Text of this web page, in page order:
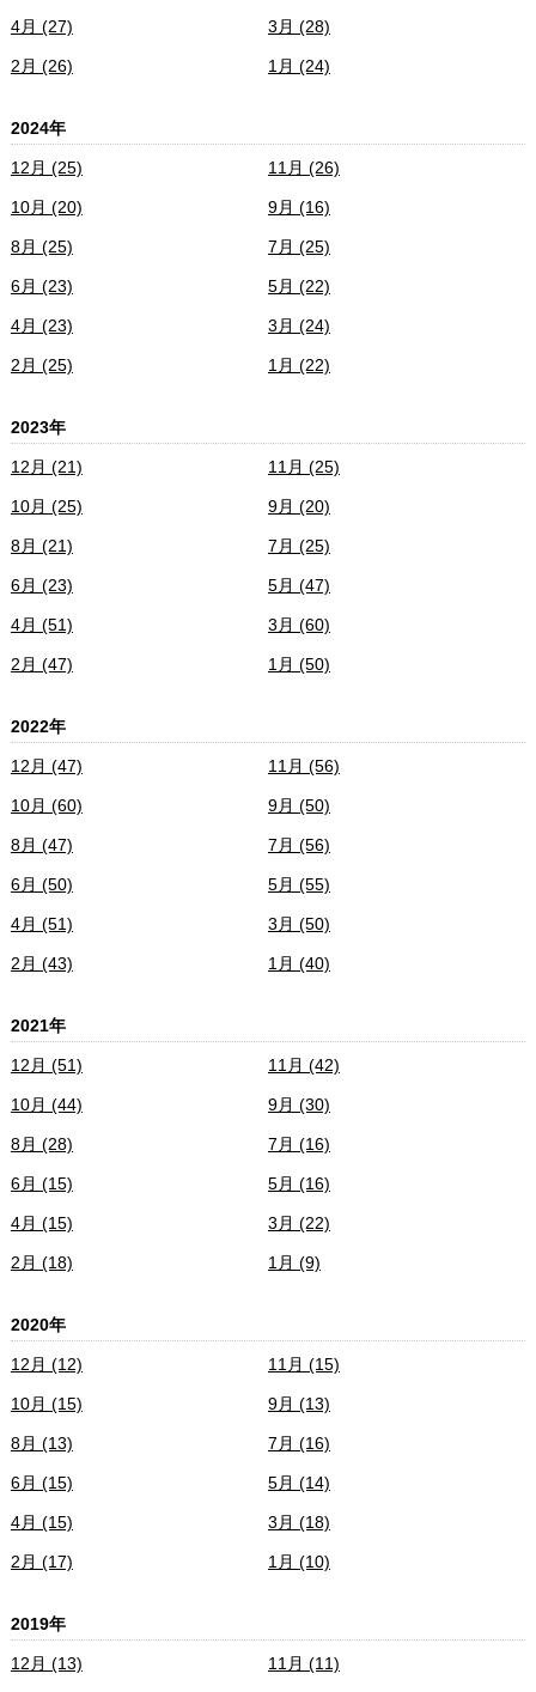
4月 (27) 3月 (28)
2月 (26) 1月 (24)
2024年
12月 (25) 11月 (26)
10月 (20) 9月 (16)
8月 (25) 7月 (25)
6月 (23) 5月 (22)
4月 (23) 3月 (24)
2月 (25) 1月 (22)
2023年
12月 (21) 11月 (25)
10月 (25) 9月 (20)
8月 (21) 7月 (25)
6月 (23) 5月 (47)
4月 (51) 3月 (60)
2月 (47) 1月 (50)
2022年
12月 (47) 11月 (56)
10月 (60) 9月 (50)
8月 (47) 7月 (56)
6月 (50) 5月 (55)
4月 (51) 3月 (50)
2月 (43) 1月 (40)
2021年
12月 (51) 11月 (42)
10月 (44) 9月 (30)
8月 (28) 7月 (16)
6月 (15) 5月 (16)
4月 (15) 3月 (22)
2月 (18) 1月 (9)
2020年
12月 (12) 11月 (15)
10月 (15) 9月 (13)
8月 (13) 7月 (16)
6月 (15) 5月 (14)
4月 (15) 3月 (18)
2月 (17) 1月 (10)
2019年
12月 (13) 11月 (11)